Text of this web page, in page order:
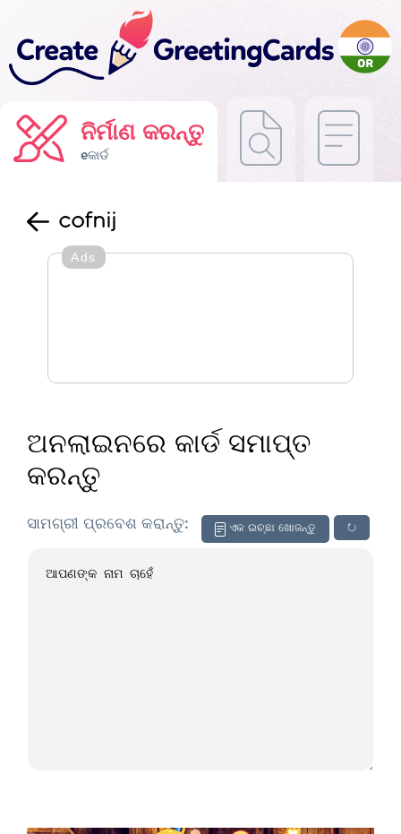
ନିର୍ମାଣ କରନ୍ତୁ
eକାର୍ଡ
cofnij
Ads
ଅନଲାଇନରେ କାର୍ଡ ସମାପ୍ତ
କରନ୍ତୁ
↻
ଏକ ଇଚ୍ଛା ଖୋଜନ୍ତୁ
ସାମଗ୍ରୀ ପ୍ରବେଶ କରାନ୍ତୁ: